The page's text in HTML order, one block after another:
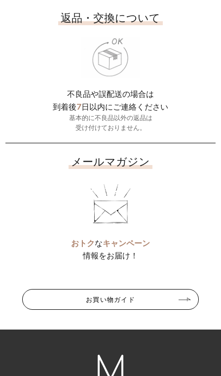
返品・交換について
不良品や誤配送の場合は
到着後7日以内にご連絡ください
基本的に不良品以外の返品は
受け付けておりません。
メールマガジン
おトクなキャンペーン
情報をお届け！
お買い物ガイド